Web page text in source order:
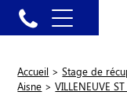
Accueil > Stage de
Aisne > VILLENEUVE